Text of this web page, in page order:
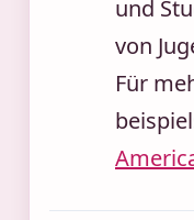
und
von
Für